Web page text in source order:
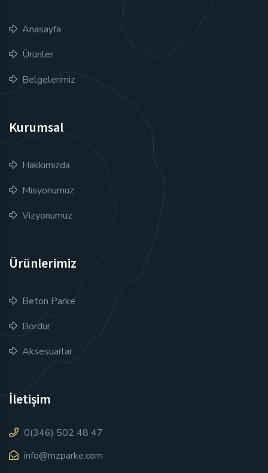
Anasayfa
Ürünler
Belgelerimiz
Kurumsal
Hakkımızda
Misyonumuz
Vizyonumuz
Ürünlerimiz
Beton Parke
Bordür
Aksesuarlar
İletişim
0(346) 502 48 47
info@rnzparke.com